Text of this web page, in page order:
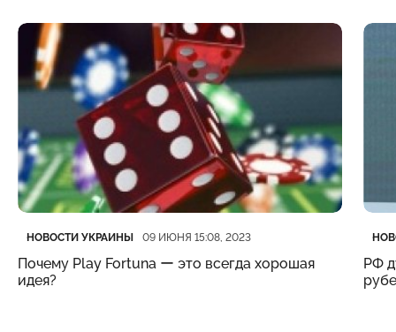
Категория
НОВОСТИ УКРАИНЫ
Дата публикации 09 ИЮНЯ 15:08, 2023
Почему Play Fortuna ー это всегда хорошая
идея?
РФ